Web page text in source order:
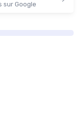
sur Google